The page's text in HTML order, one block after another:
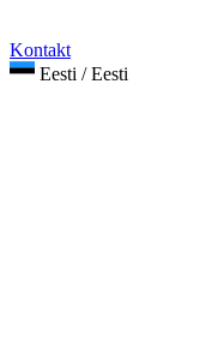
Kontakt
Eesti / Eesti